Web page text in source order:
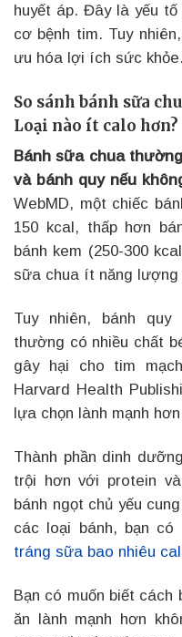
huyết áp. Đây là yếu
cơ bệnh tim. Tuy
ưu hóa lợi ích sức khỏe.
So sánh bánh sữa
Loại nào ít calo hơn?
Bánh sữa chua
và bánh quy nếu
WebMD, một chiếc
150 kcal, thấp hơn
bánh kem (250-300
sữa chua ít năng lượng
Tuy nhiên, bánh quy
thường có nhiều chất
gây hại cho tim
Harvard Health
lựa chọn lành mạnh
Thành phần dinh
trội hơn với protein
bánh ngọt chủ yếu
các loại bánh, bạn có
tráng sữa bao nhiêu
Bạn có muốn biết cách
ăn lành mạnh hơn